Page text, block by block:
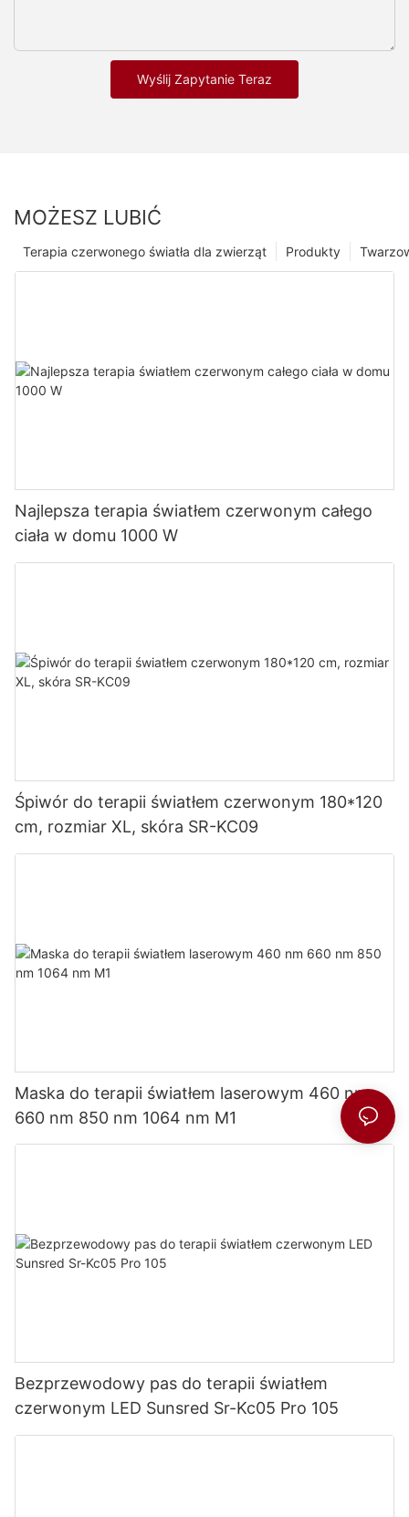
Wyślij Zapytanie Teraz
MOŻESZ LUBIĆ
Produkty
Terapia czerwonego światła dla zwierząt
Najlepsza terapia światłem czerwonym całego
ciała w domu 1000 W
Śpiwór do terapii światłem czerwonym 180*120
cm, rozmiar XL, skóra SR-KC09
Maska do terapii światłem laserowym 460 nm
660 nm 850 nm 1064 nm M1
Bezprzewodowy pas do terapii światłem
czerwonym LED Sunsred Sr-Kc05 Pro 105